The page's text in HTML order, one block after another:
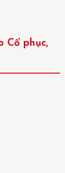
Cổ phục,